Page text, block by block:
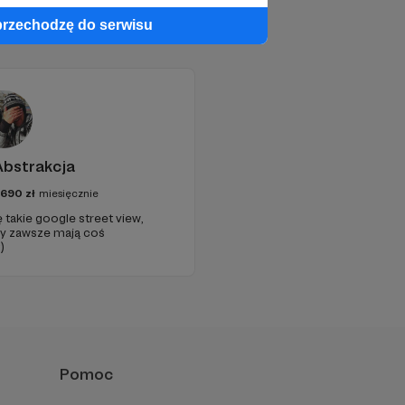
do serwisu
zł miesięcznie
google street view,
zawsze mają coś
Pomoc